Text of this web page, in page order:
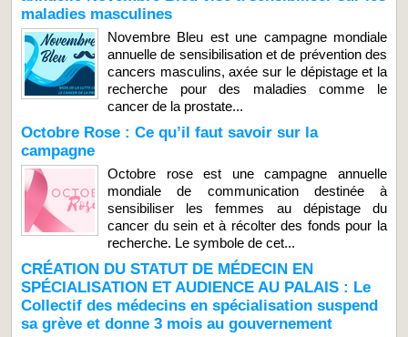
maladies masculines
Novembre Bleu est une campagne mondiale
annuelle de sensibilisation et de prévention des
cancers masculins, axée sur le dépistage et la
recherche pour des maladies comme le
cancer de la prostate...
Octobre Rose : Ce qu’il faut savoir sur la
campagne
Octobre rose est une campagne annuelle
mondiale de communication destinée à
sensibiliser les femmes au dépistage du
cancer du sein et à récolter des fonds pour la
recherche. Le symbole de cet...
CRÉATION DU STATUT DE MÉDECIN EN
SPÉCIALISATION ET AUDIENCE AU PALAIS : Le
Collectif des médecins en spécialisation suspend
sa grève et donne 3 mois au gouvernement